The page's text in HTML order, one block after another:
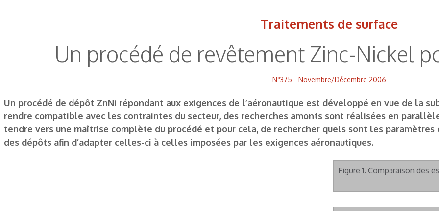
Traitements de surface
Un procédé de revêtement Zinc-Nickel
N°375 - Novembre/Décembre 2006
Un procédé de dépôt ZnNi répondant aux exigences de l’aéronautique est développé en vue de la
rendre compatible avec les contraintes du secteur, des recherches amonts sont réalisées en
tendre vers une maîtrise complète du procédé et pour cela, de rechercher quels sont les
des dépôts afin d’adapter celles-ci à celles imposées par les exigences aéronautiques.
Figure 1. Comparaison des